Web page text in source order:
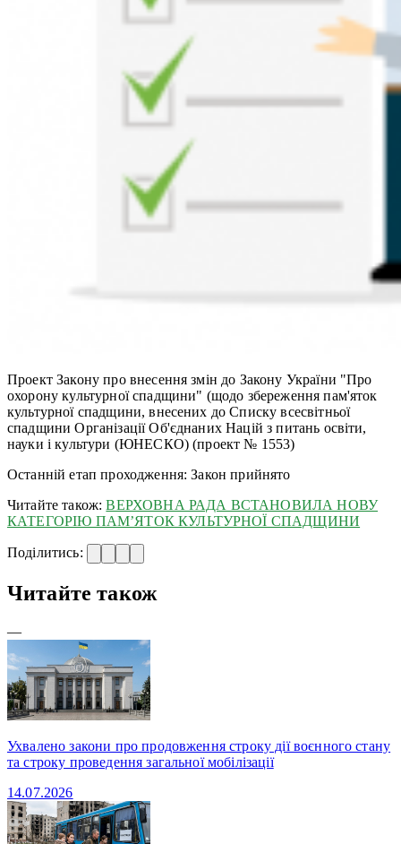
Проект Закону про внесення змін до Закону України "Про
охорону культурної спадщини" (щодо збереження пам'яток
культурної спадщини, внесених до Списку всесвітньої
спадщини Організації Об'єднаних Націй з питань освіти,
науки і культури (ЮНЕСКО) (проект № 1553)
Останній етап проходження: Закон прийнято
Читайте також:ВЕРХОВНА РАДА ВСТАНОВИЛА НОВУ
КАТЕГОРІЮ ПАМ’ЯТОК КУЛЬТУРНОЇ СПАДЩИНИ
Поділитись:
Читайте також
—
Ухвалено закони про продовження строку дії воєнного стану
та строку проведення загальної мобілізації
14.07.2026